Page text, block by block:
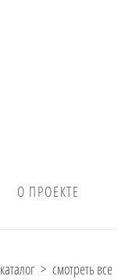
О ПРОЕКТЕ
каталог > смотреть все